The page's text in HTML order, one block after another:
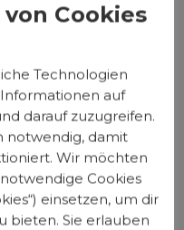
bekommen,
gezeigt, wie
Angebot
Marketing mit
und
Cookies
Technologien
auf
darauf zuzugreifen.
notwendig, damit
Wir möchten
Cookies
einsetzen, um dir
bieten. Sie erlauben